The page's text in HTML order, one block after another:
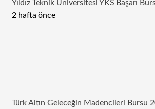
Yıldız Teknik Üniversitesi YKS Başarı
2 hafta önce
Türk Altın Geleceğin Madencileri Bursu